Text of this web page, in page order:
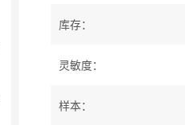
库存：
灵敏度：
样本：